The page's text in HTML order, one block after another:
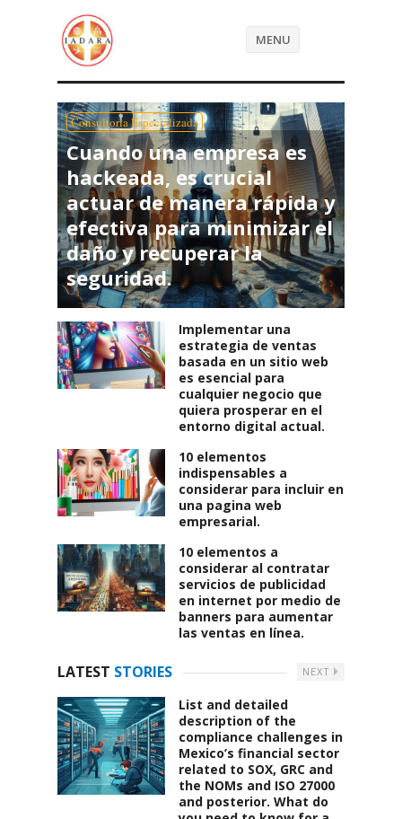
MENU
Cuando una empresa es
hackeada, es crucial
actuar de manera rápida y
efectiva para minimizar el
daño y recuperar la
seguridad.
Consultoria Especializada
Implementar una
estrategia de ventas
basada en un sitio web
es esencial para
cualquier negocio que
quiera prosperar en el
entorno digital actual.
10 elementos
indispensables a
considerar para incluir en
una pagina web
empresarial.
10 elementos a
considerar al contratar
servicios de publicidad
en internet por medio de
banners para aumentar
las ventas en línea.
LATEST STORIES NEXT
List and detailed
description of the
compliance challenges in
Mexico’s financial sector
related to SOX, GRC and
the NOMs and ISO 27000
and posterior. What do